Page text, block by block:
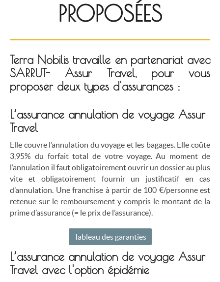
PROPOSÉES
Terra Nobilis travaille en partenariat avec
SARRUT- Assur Travel, pour vous
proposer deux types d'assurances :
L’assurance annulation de voyage Assur
Travel
Elle couvre l’annulation du voyage et les bagages. Elle coûte
3,95% du forfait total de votre voyage. Au moment de
l’annulation il faut obligatoirement ouvrir un dossier au plus
vite et obligatoirement fournir un justificatif en cas
d’annulation. Une franchise à partir de 100 €/personne est
retenue sur le remboursement y compris le montant de la
prime d’assurance (= le prix de l’assurance).
Tableau des garanties
L’assurance annulation de voyage Assur
Travel avec l'option épidémie